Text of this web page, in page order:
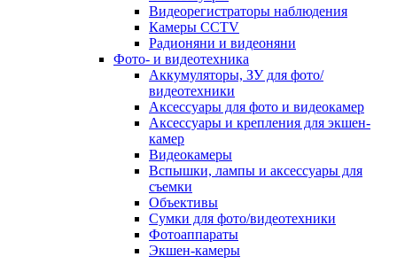
Видеорегистраторы наблюдения
Камеры CCTV
Радионяни и видеоняни
Фото- и видеотехника
Аккумуляторы, ЗУ для фото/
видеотехники
Аксессуары для фото и видеокамер
Аксессуары и крепления для экшен-
камер
Видеокамеры
Вспышки, лампы и аксессуары для
съемки
Объективы
Сумки для фото/видеотехники
Фотоаппараты
Экшен-камеры